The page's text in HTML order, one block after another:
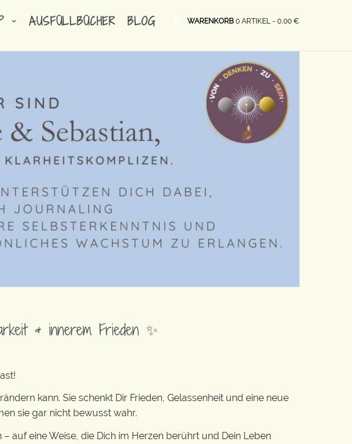
AUSFÜLLBÜCHER BLOG WARENKORB 0 ARTIKEL - 0,00 €
& innerem Frieden ✨
kann. Sie schenkt Dir Frieden, Gelassenheit und eine neue
sie gar nicht bewusst wahr.
auf eine Weise, die Dich im Herzen berührt und Dein Leben